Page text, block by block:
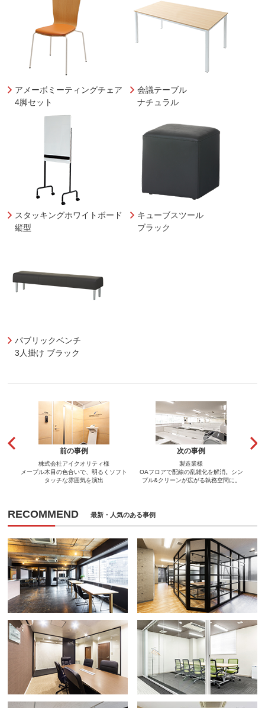
アメーボミーティングチェア
4脚セット
会議テーブル
ナチュラル
スタッキングホワイトボード
縦型
キューブスツール
ブラック
パブリックベンチ
3人掛け ブラック
前の事例
株式会社アイクオリティ様
メープル木目の色合いで、明るくソフト
タッチな雰囲気を演出
次の事例
製造業様
OAフロアで配線の乱雑化を解消。シン
プル&クリーンが広がる執務空間に。
RECOMMEND 最新・人気のある事例